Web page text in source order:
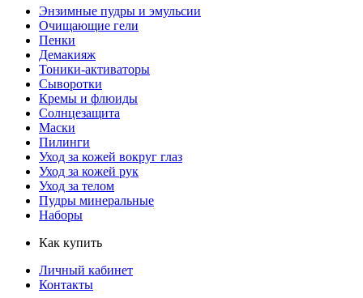
Энзимные пудры и эмульсии
Очищающие гели
Пенки
Демакияж
Тоники-активаторы
Сыворотки
Кремы и флюиды
Солнцезащита
Маски
Пилинги
Уход за кожей вокруг глаз
Уход за кожей рук
Уход за телом
Пудры минеральные
Наборы
Как купить
Личный кабинет
Контакты